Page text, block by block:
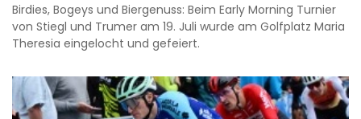
Birdies, Bogeys und Biergenuss: Beim Early Morning Turnier
von Stiegl und Trumer am 19. Juli wurde am Golfplatz Maria
Theresia eingelocht und gefeiert.